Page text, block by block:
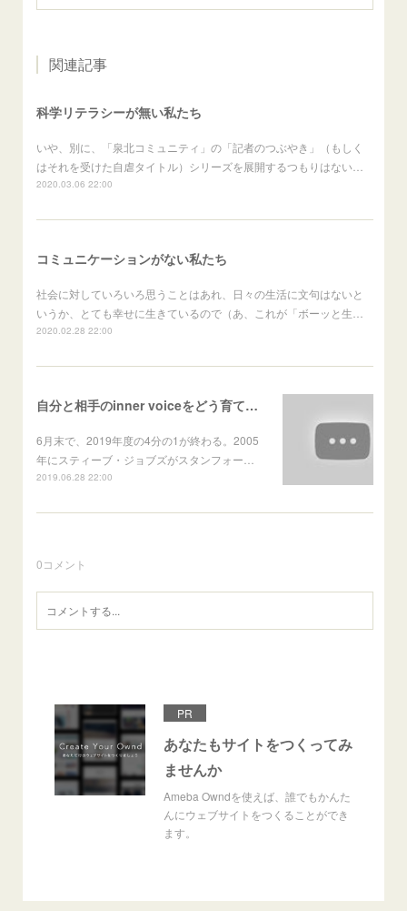
関連記事
科学リテラシーが無い私たち
いや、別に、「泉北コミュニティ」の「記者のつぶやき」（もしく
はそれを受けた自虐タイトル）シリーズを展開するつもりはない…
2020.03.06 22:00
コミュニケーションがない私たち
社会に対していろいろ思うことはあれ、日々の生活に文句はないと
いうか、とても幸せに生きているので（あ、これが「ボーッと生…
2020.02.28 22:00
自分と相手のinner voiceをどう育て、聞き、応えるか
6月末で、2019年度の4分の1が終わる。2005
年にスティーブ・ジョブズがスタンフォー…
2019.06.28 22:00
0コメント
PR
あなたもサイトをつくってみ
ませんか
Ameba Owndを使えば、誰でもかんた
んにウェブサイトをつくることができ
ます。